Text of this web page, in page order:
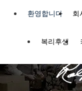
환영합니다 회
복리후생
Be
be